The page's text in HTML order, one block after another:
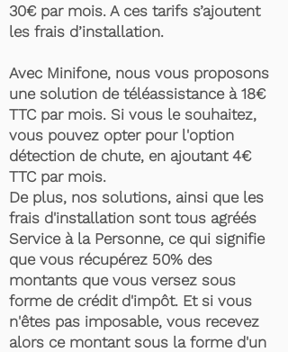
30€ par mois. A ces tarifs s’ajoutent
les frais d’installation.
Avec Minifone, nous vous proposons
une solution de téléassistance à 18€
TTC par mois. Si vous le souhaitez,
vous pouvez opter pour l'option
détection de chute, en ajoutant 4€
TTC par mois.
De plus, nos solutions, ainsi que les
frais d'installation sont tous agréés
Service à la Personne, ce qui signifie
que vous récupérez 50% des
montants que vous versez sous
forme de crédit d'impôt. Et si vous
n'êtes pas imposable, vous recevez
alors ce montant sous la forme d'un